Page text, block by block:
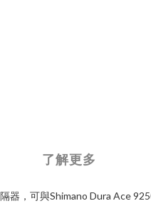
了解更多
器，可與Shimano Dura Ace